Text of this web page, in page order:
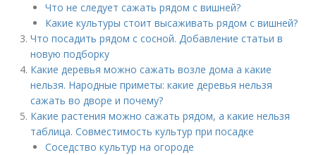
Что не следует сажать рядом с вишней?
Какие культуры стоит высаживать рядом с вишней?
Что посадить рядом с сосной. Добавление статьи в
новую подборку
Какие деревья можно сажать возле дома а какие
нельзя. Народные приметы: какие деревья нельзя
сажать во дворе и почему?
Какие растения можно сажать рядом, а какие нельзя
таблица. Совместимость культур при посадке
Соседство культур на огороде